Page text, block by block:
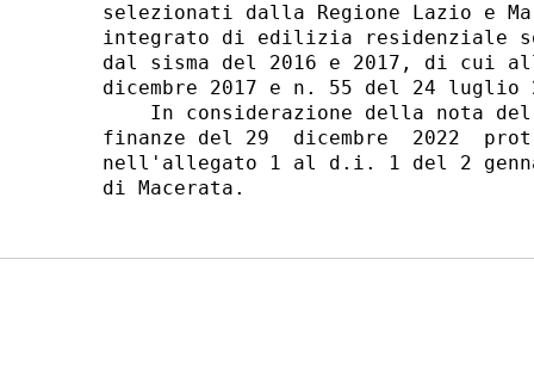
selezionati dalla Regione Lazio e
integrato di edilizia residenziale
dal sisma del 2016 e 2017, di cui
dicembre 2017 e n. 55 del 24
In considerazione della nota
finanze del 29  dicembre  2022
nell'allegato 1 al d.i. 1 del 2